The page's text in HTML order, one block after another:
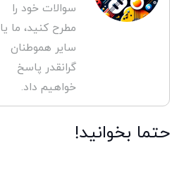
سوالات خود را
مطرح کنید، ما یا
سایر هموطنان
گرانقدر پاسخ
خواهیم داد.
حتما بخوانید!